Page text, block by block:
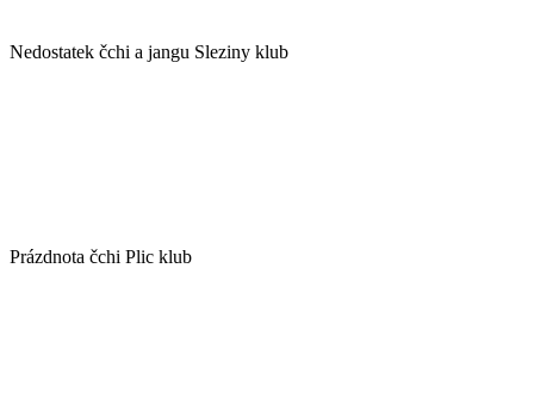
Nedostatek čchi a jangu Sleziny klub
Prázdnota čchi Plic klub